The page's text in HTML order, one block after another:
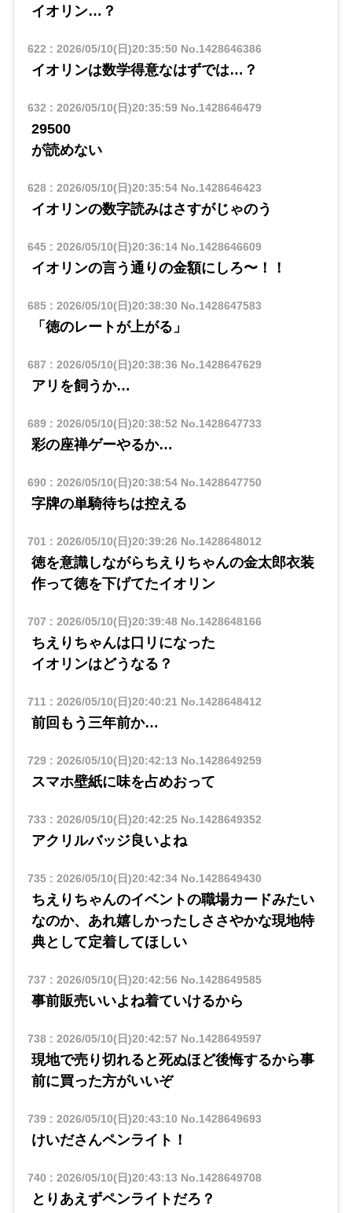
イオリン…？
622 : 2026/05/10(日)20:35:50 No.1428646386
イオリンは数学得意なはずでは…？
632 : 2026/05/10(日)20:35:59No.1428646479
29500
が読めない
628: 2026/05/10(日)20:35:54No.1428646423
イオリンの数字読みはさすがじゃのう
645: 2026/05/10(日)20:36:14No.1428646609
イオリンの言う通りの金額にしろ〜！！
685: 2026/05/10(日)20:38:30 No.1428647583
「徳のレートが上がる」
687 : 2026/05/10(日)20:38:36 No.1428647629
アリを飼うか…
689: 2026/05/10(日)20:38:52 No.1428647733
彩の座禅ゲーやるか…
690 : 2026/05/10(日)20:38:54No.1428647750
字牌の単騎待ちは控える
701 : 2026/05/10(日)20:39:26 No.1428648012
徳を意識しながらちえりちゃんの金太郎衣装
作って徳を下げてたイオリン
707 : 2026/05/10(日)20:39:48No.1428648166
ちえりちゃんは口リになった
イオリンはどうなる？
711 : 2026/05/10(日)20:40:21 No.1428648412
前回もう三年前か…
729: 2026/05/10(日)20:42:13 No.1428649259
スマホ壁紙に味を占めおって
733 : 2026/05/10(日)20:42:25No.1428649352
アクリルバッジ良いよね
735: 2026/05/10(日)20:42:34No.1428649430
ちえりちゃんのイベントの職場カードみたい
なのか、あれ嬉しかったしささやかな現地特
典として定着してほしい
737 : 2026/05/10(日)20:42:56 No.1428649585
事前販売いいよね着ていけるから
738: 2026/05/10(日)20:42:57 No.1428649597
現地で売り切れると死ぬほど後悔するから事
前に買った方がいいぞ
739: 2026/05/10(日)20:43:10 No.1428649693
けいださんペンライト！
740 : 2026/05/10(日)20:43:13 No.1428649708
とりあえずペンライトだろ？